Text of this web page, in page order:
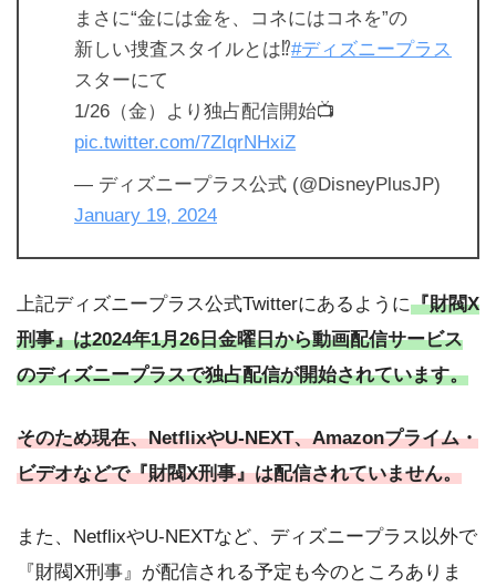
まさに“金には金を、コネにはコネを”の
新しい捜査スタイルとは⁉️#ディズニープラス
スターにて
1/26（金）より独占配信開始📺
pic.twitter.com/7ZIqrNHxiZ
— ディズニープラス公式 (@DisneyPlusJP)
January 19, 2024
上記ディズニープラス公式Twitterにあるように『財閥X
刑事』は2024年1月26日金曜日から動画配信サービス
のディズニープラスで独占配信が開始されています。
そのため現在、NetflixやU-NEXT、Amazonプライム・
ビデオなどで『財閥X刑事』は配信されていません。
また、NetflixやU-NEXTなど、ディズニープラス以外で
『財閥X刑事』が配信される予定も今のところありま